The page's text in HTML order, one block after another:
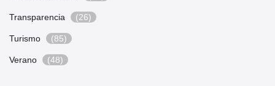
Transparencia (26)
Turismo (85)
Verano (48)